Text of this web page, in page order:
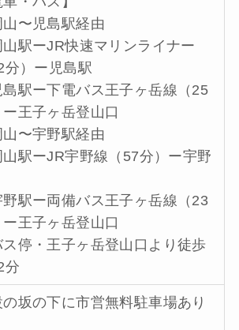
山〜児島駅経由
駅ーJR快速マリンライナー
分）ー児島駅
駅ー下電バス王子ヶ岳線（25
王子ヶ岳登山口
山〜宇野駅経由
駅ーJR宇野線（57分）ー宇野
駅ー両備バス王子ヶ岳線（23
王子ヶ岳登山口
ス停・王子ヶ岳登山口より徒歩
分
坂の下に市営無料駐車場あり